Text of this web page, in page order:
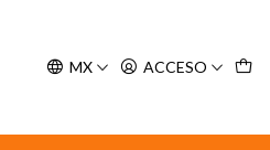
MX ACCESO